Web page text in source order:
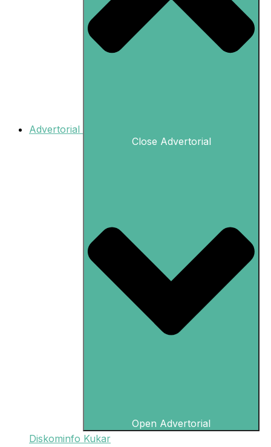
Advertorial
Close Advertorial
Open Advertorial
Diskominfo Kukar